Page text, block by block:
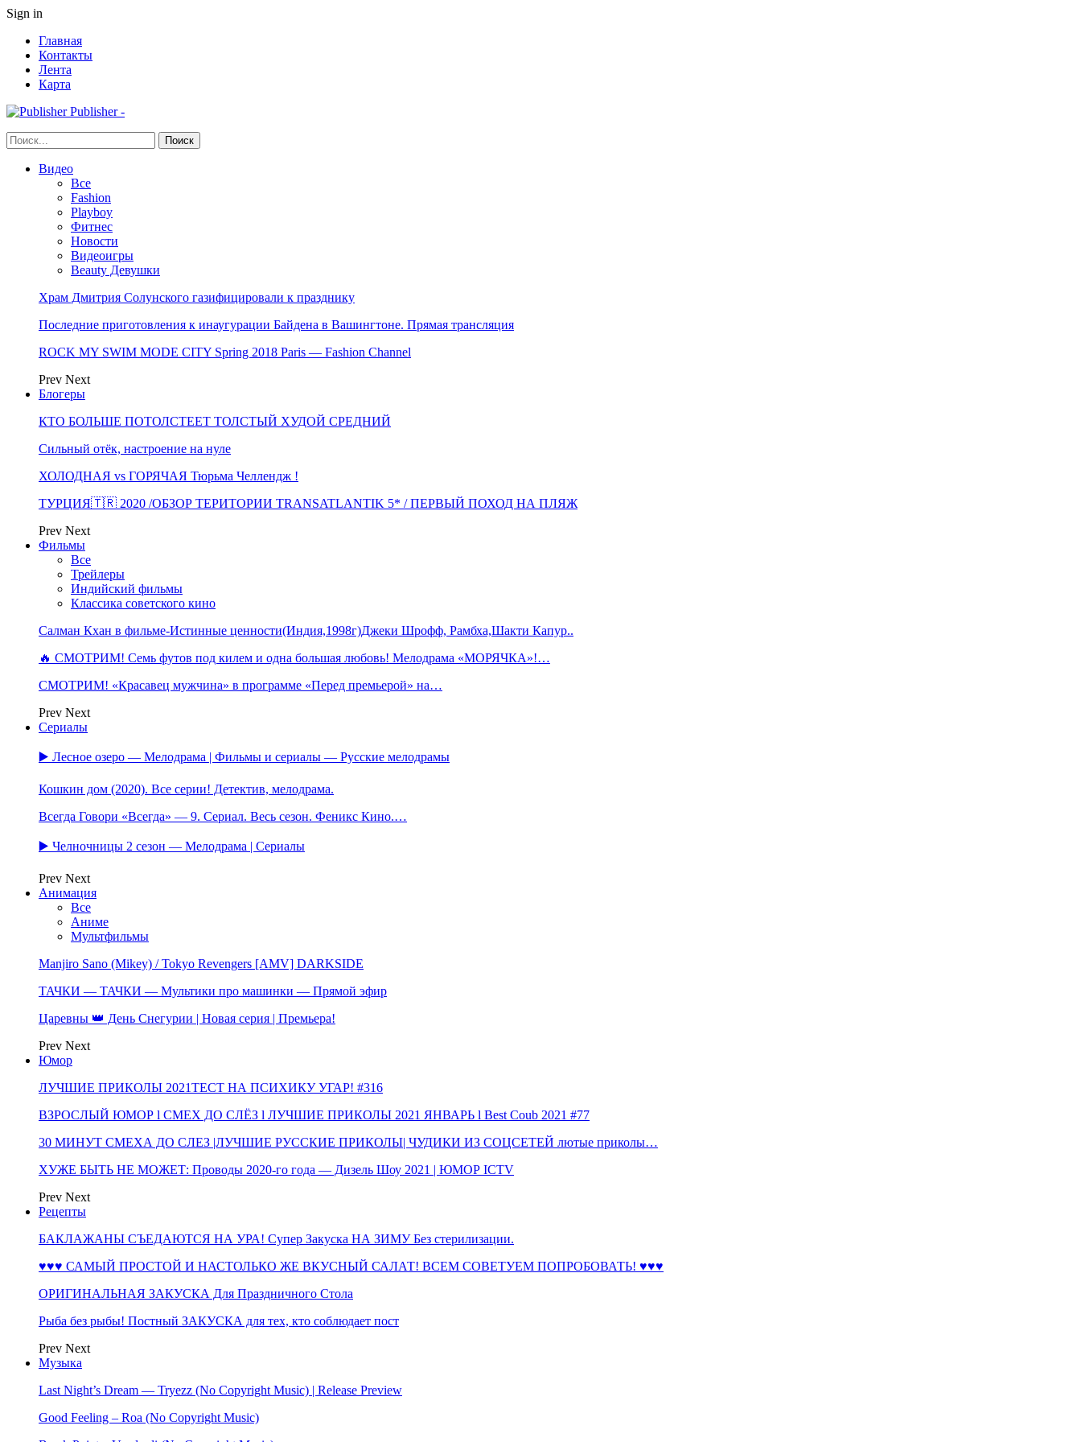
Sign in
Главная
Контакты
Лента
Карта
Publisher -
Видео
Все
Fashion
Playboy
Фитнес
Новости
Видеоигры
Beauty Девушки
Храм Дмитрия Солунского газифицировали к празднику
Последние приготовления к инаугурации Байдена в Вашингтоне. Прямая трансляция
ROCK MY SWIM MODE CITY Spring 2018 Paris — Fashion Channel
Prev Next
Блогеры
КТО БОЛЬШЕ ПОТОЛСТЕЕТ ТОЛСТЫЙ ХУДОЙ СРЕДНИЙ
Сильный отёк, настроение на нуле
ХОЛОДНАЯ vs ГОРЯЧАЯ Тюрьма Челлендж !
ТУРЦИЯ🇹🇷 2020 /ОБЗОР ТЕРИТОРИИ TRANSATLANTIK 5* / ПЕРВЫЙ ПОХОД НА ПЛЯЖ
Prev Next
Фильмы
Все
Трейлеры
Индийский фильмы
Классика советского кино
Салман Кхан в фильме-Истинные ценности(Индия,1998г)Джеки Шрофф, Рамбха,Шакти Капур..
🔥 СМОТРИМ! Семь футов под килем и одна большая любовь! Мелодрама «МОРЯЧКА»!…
СМОТРИМ! «Красавец мужчина» в программе «Перед премьерой» на…
Prev Next
Сериалы
▶️ Лесное озеро — Мелодрама | Фильмы и сериалы — Русские мелодрамы
Кошкин дом (2020). Все серии! Детектив, мелодрама.
Всегда Говори «Всегда» — 9. Сериал. Весь сезон. Феникс Кино.…
▶️ Челночницы 2 сезон — Мелодрама | Сериалы
Prev Next
Анимация
Все
Аниме
Мультфильмы
Manjiro Sano (Mikey) / Tokyo Revengers [AMV] DARKSIDE
ТАЧКИ — ТАЧКИ — Мультики про машинки — Прямой эфир
Царевны 👑 День Снегурии | Новая серия | Премьера!
Prev Next
Юмор
ЛУЧШИЕ ПРИКОЛЫ 2021ТЕСТ НА ПСИХИКУ УГАР! #316
ВЗРОСЛЫЙ ЮМОР l СМЕХ ДО СЛЁЗ l ЛУЧШИЕ ПРИКОЛЫ 2021 ЯНВАРЬ l Best Coub 2021 #77
30 МИНУТ СМЕХА ДО СЛЕЗ |ЛУЧШИЕ РУССКИЕ ПРИКОЛЫ| ЧУДИКИ ИЗ СОЦСЕТЕЙ лютые приколы…
ХУЖЕ БЫТЬ НЕ МОЖЕТ: Проводы 2020-го года — Дизель Шоу 2021 | ЮМОР ICTV
Prev Next
Рецепты
БАКЛАЖАНЫ СЪЕДАЮТСЯ НА УРА! Супер Закуска НА ЗИМУ Без стерилизации.
♥♥♥ САМЫЙ ПРОСТОЙ И НАСТОЛЬКО ЖЕ ВКУСНЫЙ САЛАТ! ВСЕМ СОВЕТУЕМ ПОПРОБОВАТЬ! ♥♥♥
ОРИГИНАЛЬНАЯ ЗАКУСКА Для Праздничного Стола
Рыба без рыбы! Постный ЗАКУСКА для тех, кто соблюдает пост
Prev Next
Музыка
Last Night’s Dream — Tryezz (No Copyright Music) | Release Preview
Good Feeling – Roa (No Copyright Music)